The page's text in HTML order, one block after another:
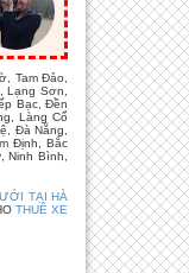
Tam Đảo,
Lạng Sơn,
Bạc, Đền
Làng Cổ
Đà Nẵng,
Định, Bắc
Ninh Bình,
TẠI HÀ
THUÊ XE